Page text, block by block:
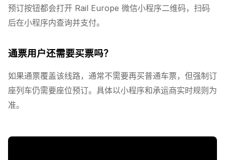
预订按钮都会打开 Rail Europe 微信小程序二维码，扫码
后在小程序内查询并支付。
通票用户还需要买票吗？
如果通票覆盖该线路，通常不需要再买普通车票，但强制订
座列车仍需要座位预订。具体以小程序和承运商实时规则为
准。